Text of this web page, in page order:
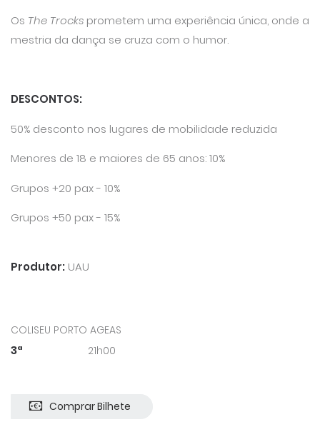
Os The Trocks prometem uma experiência única, onde a
mestria da dança se cruza com o humor.
DESCONTOS:
50% desconto nos lugares de mobilidade reduzida
Menores de 18 e maiores de 65 anos: 10%
Grupos +20 pax - 10%
Grupos +50 pax - 15%
Produtor: UAU
COLISEU PORTO AGEAS
3ª 21h00
Comprar Bilhete